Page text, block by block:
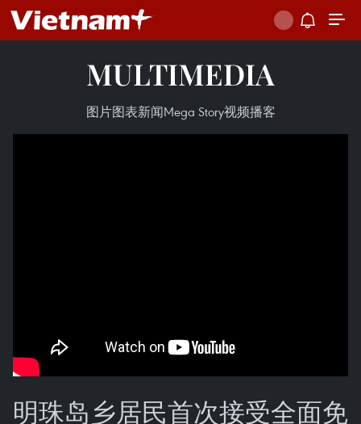
MULTIMEDIA
图片图表新闻Mega Story视频播客
明珠岛乡居民首次接受全面免